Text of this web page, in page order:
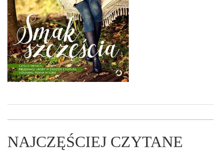
NAJCZĘŚCIEJ CZYTANE